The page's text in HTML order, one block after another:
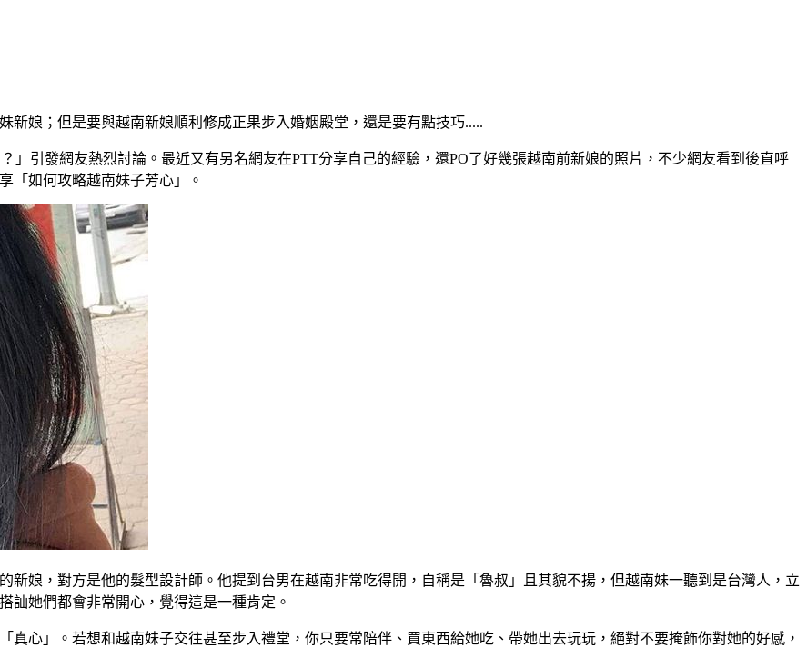
新娘；但是要與越南新娘順利修成正果步入婚姻殿堂，還是要有點技巧.....
」引發網友熱烈討論。最近又有另名網友在PTT分享自己的經驗，還PO了好幾張越南前新娘的照片，不少網友看到後直呼
「如何攻略越南妹子芳心」。
新娘，對方是他的髮型設計師。他提到台男在越南非常吃得開，自稱是「魯叔」且其貌不揚，但越南妹一聽到是台灣人，立
訕她們都會非常開心，覺得這是一種肯定。
真心」。若想和越南妹子交往甚至步入禮堂，你只要常陪伴、買東西給她吃、帶她出去玩玩，絕對不要掩飾你對她的好感，